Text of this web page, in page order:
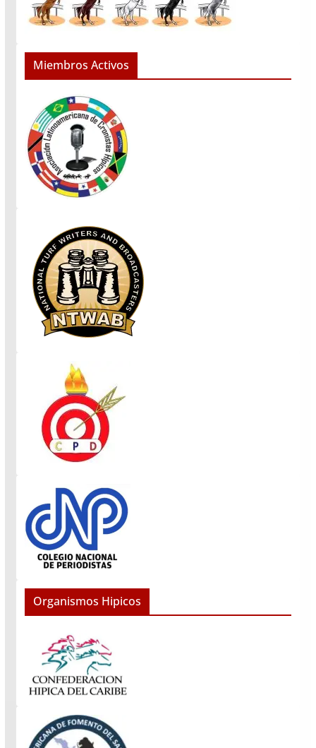
Miembros Activos
Organismos Hipicos